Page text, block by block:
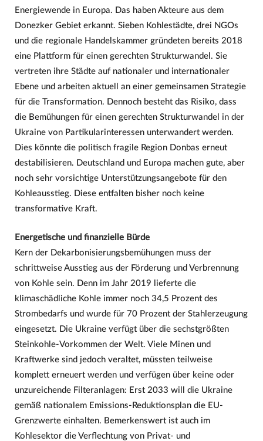
Energiewende in Europa. Das haben Akteure aus dem
Donezker Gebiet erkannt. Sieben Kohlestädte, drei NGOs
und die regionale Handelskammer gründeten bereits 2018
eine Plattform für einen gerechten Strukturwandel. Sie
vertreten ihre Städte auf nationaler und internationaler
Ebene und arbeiten aktuell an einer gemeinsamen Strategie
für die Transformation. Dennoch besteht das Risiko, dass
die Bemühungen für einen gerechten Strukturwandel in der
Ukraine von Partikularinteressen unterwandert werden.
Dies könnte die politisch fragile Region Donbas erneut
destabilisieren. Deutschland und Europa machen gute, aber
noch sehr vorsichtige Unterstützungsangebote für den
Kohleausstieg. Diese entfalten bisher noch keine
transformative Kraft.
Energetische und finanzielle Bürde
Kern der Dekarbonisierungsbemühungen muss der
schrittweise Ausstieg aus der Förderung und Verbrennung
von Kohle sein. Denn im Jahr 2019 lieferte die
klimaschädliche Kohle immer noch 34,5 Prozent des
Strombedarfs und wurde für 70 Prozent der Stahlerzeugung
eingesetzt. Die Ukraine verfügt über die sechstgrößten
Steinkohle-Vorkommen der Welt. Viele Minen und
Kraftwerke sind jedoch veraltet, müssten teilweise
komplett erneuert werden und verfügen über keine oder
unzureichende Filteranlagen: Erst 2033 will die Ukraine
gemäß nationalem Emissions-Reduktionsplan die EU-
Grenzwerte einhalten. Bemerkenswert ist auch im
Kohlesektor die Verflechtung von Privat- und